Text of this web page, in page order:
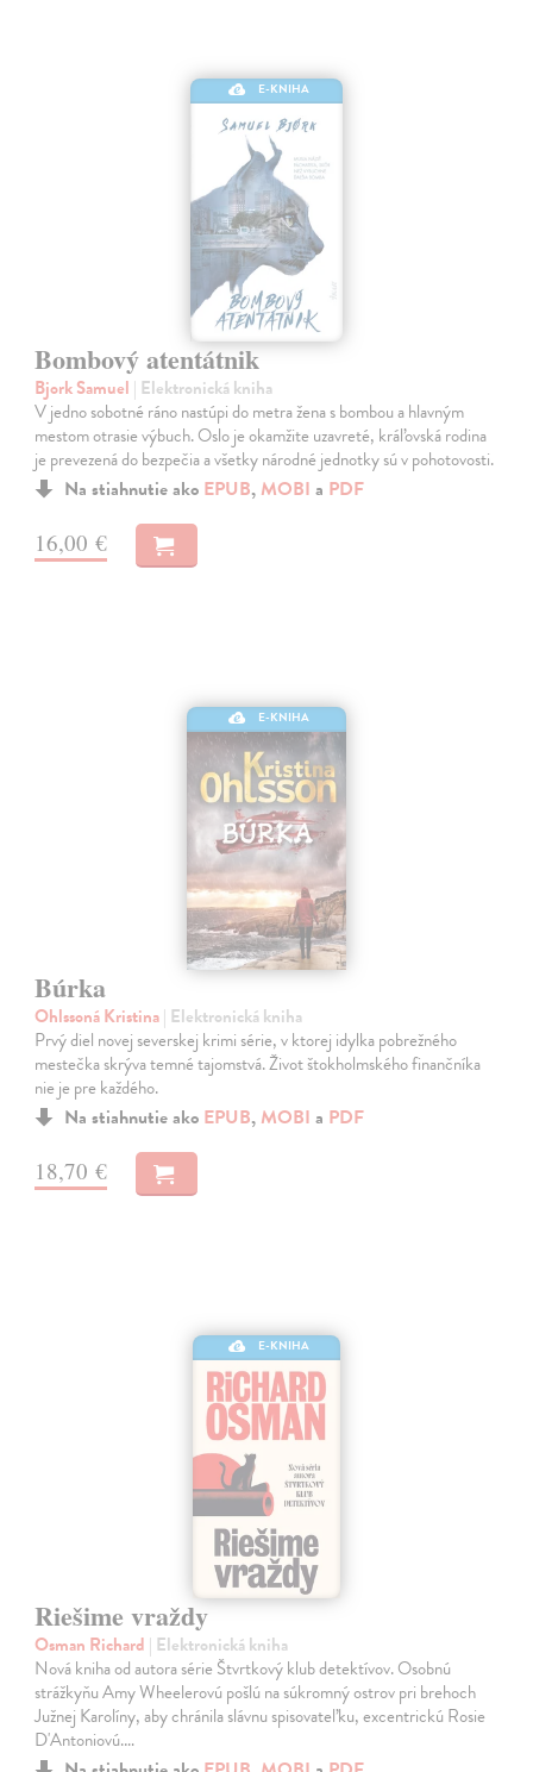
E-KNIHA
Bombový atentátnik
Bjork Samuel | Elektronická kniha
V jedno sobotné ráno nastúpi do metra žena s bombou a hlavným
mestom otrasie výbuch. Oslo je okamžite uzavreté, kráľovská rodina
je prevezená do bezpečia a všetky národné jednotky sú v pohotovosti.
Na stiahnutie ako EPUB, MOBI a PDF
16,00 €
E-KNIHA
Búrka
Ohlssoná Kristina| Elektronická kniha
Prvý diel novej severskej krimi série, v ktorej idylka pobrežného
mestečka skrýva temné tajomstvá. Život štokholmského finančníka
nie je pre každého.
Na stiahnutie ako EPUB, MOBI a PDF
18,70 €
E-KNIHA
Riešime vraždy
Osman Richard | Elektronická kniha
Nová kniha od autora série Štvrtkový klub detektívov. Osobnú
strážkyňu Amy Wheelerovú pošlú na súkromný ostrov pri brehoch
Južnej Karolíny, aby chránila slávnu spisovateľku, excentrickú Rosie
D'Antoniovú.…